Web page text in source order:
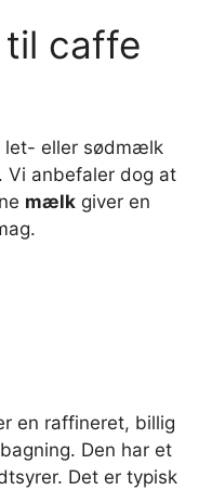
caffe
let- eller sødmælk
Vi anbefaler dog at
mælk giver en
en raffineret, billig
Den har et
Det er typisk